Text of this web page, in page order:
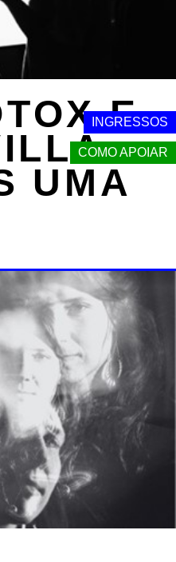
INGRESSOS
COMO APOIAR
E
UMA